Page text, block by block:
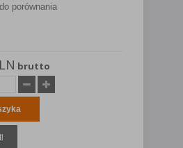
porównania
brutto